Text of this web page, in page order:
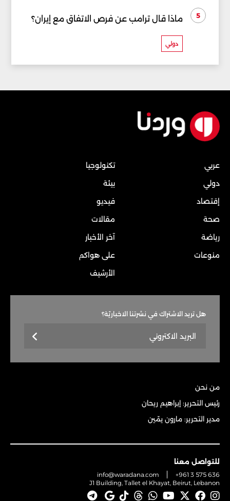
5 ماذا قال ترامب عن فرص الاتفاق مع إيران؟
دولي
عربي
دولي
إقتصاد
صحة
رياضة
منوعات
تكنولوجيا
بيئة
فيديو
مقالات
آخر الأخبار
على هواكم
الأرشيف
هل تريد الاشتراك في نشرتنا الاخباريّة؟
من نحن
رئيس التحرير: إبراهيم ريحان
مدير التحرير: مارون يمّين
للتواصل معنا
info@waradana.com
+961 3 575 636
J1 Building, Tallet el Khayat, Beirut, Lebanon